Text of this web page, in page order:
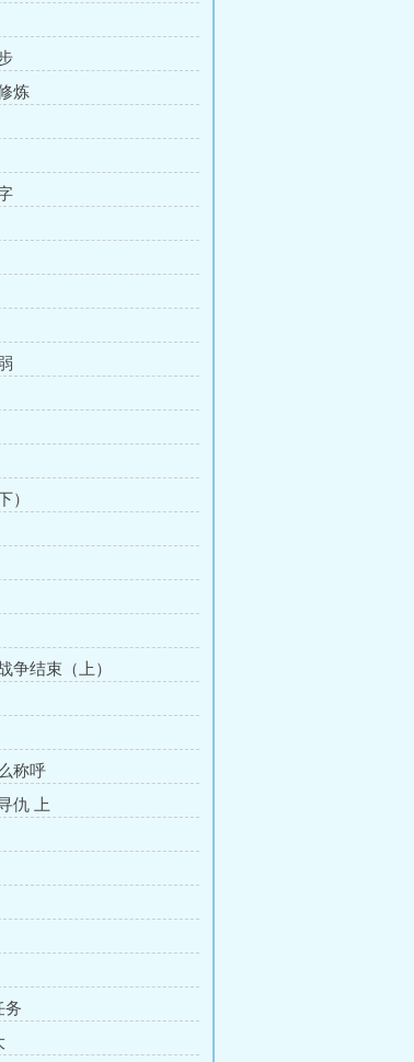
炼
）
争结束（上）
称呼
仇 上
务